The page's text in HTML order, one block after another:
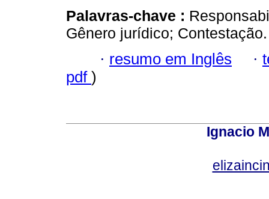
Palavras-chave :
Gênero jurídico; Contestação.
· resumo em Inglês ·
pdf )
Ignacio